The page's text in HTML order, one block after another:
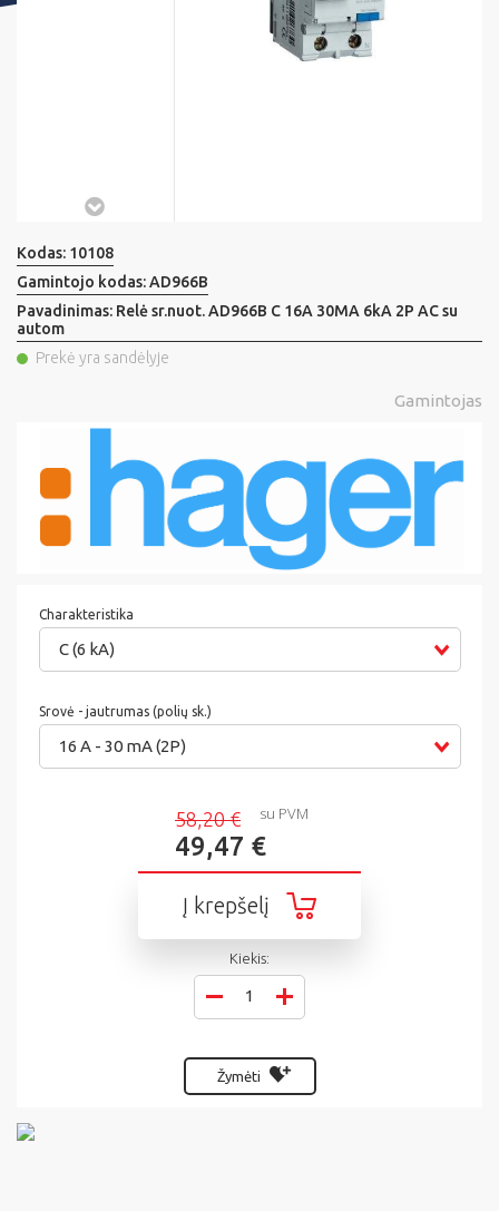
Kodas: 10108
Gamintojo kodas:AD966B
Pavadinimas: Relė sr.nuot. AD966B C 16A 30MA 6kA 2P AC su
autom
Prekė yra sandėlyje
Gamintojas
Charakteristika
C (6 kA)
Srovė - jautrumas (polių sk.)
16 A - 30 mA (2P)
58,20 €
49,47 €
su PVM
Į krepšelį
Kiekis:
Žymėti